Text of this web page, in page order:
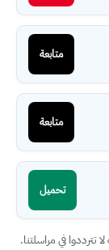
متابعة
متابعة
تحميل
في مراسلتنا.